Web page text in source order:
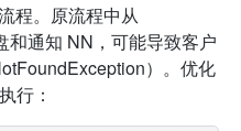
程。原流程中从
和通知 NN，可能导致客户
）。优化
行：